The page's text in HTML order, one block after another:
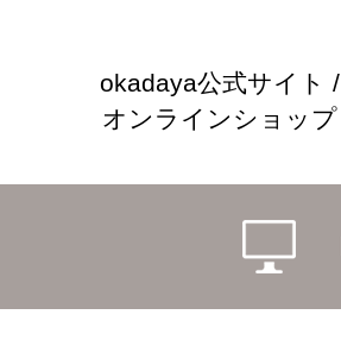
okadaya公式サイト /
オンラインショップ